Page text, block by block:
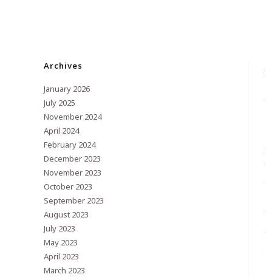
Archives
January 2026
July 2025
November 2024
April 2024
February 2024
December 2023
November 2023
October 2023
September 2023
August 2023
July 2023
May 2023
April 2023
March 2023